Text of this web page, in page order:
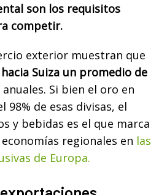
son los requisitos
competir.
exterior muestran que
Suiza un promedio de
anuales. Si bien el oro en
de esas divisas, el
y bebidas es el que marca
regionales en las
de Europa.